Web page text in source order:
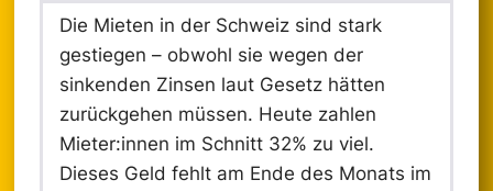
Die Mieten in der Schweiz sind stark
gestiegen – obwohl sie wegen der
sinkenden Zinsen laut Gesetz hätten
zurückgehen müssen. Heute zahlen
Mieter:innen im Schnitt 32% zu viel.
Dieses Geld fehlt am Ende des Monats im